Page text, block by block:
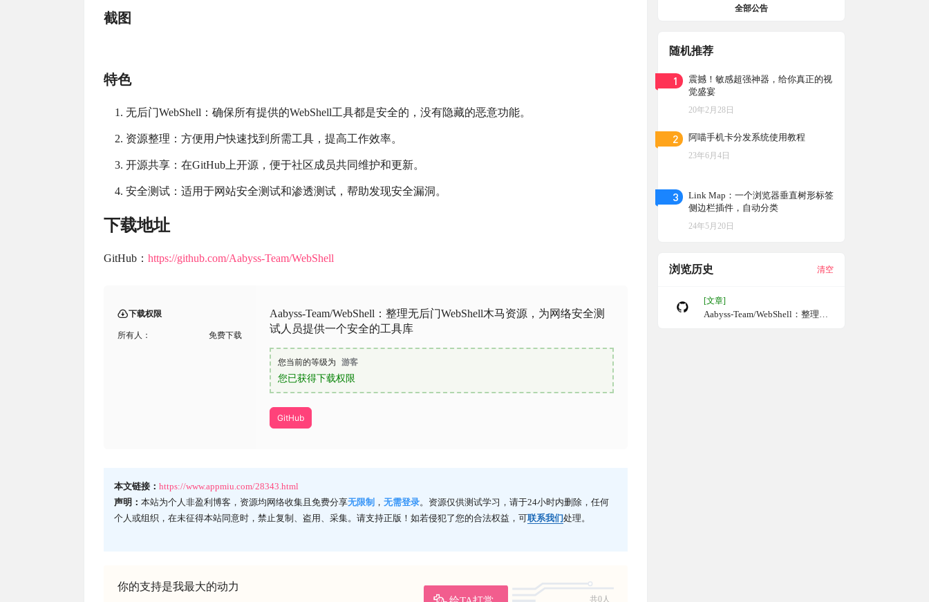
截图
特色
无后门WebShell：确保所有提供的WebShell工具都是安全的，没有隐藏的恶意功能。
资源整理：方便用户快速找到所需工具，提高工作效率。
开源共享：在GitHub上开源，便于社区成员共同维护和更新。
安全测试：适用于网站安全测试和渗透测试，帮助发现安全漏洞。
下载地址
GitHub： https://github.com/Aabyss-Team/WebShell
下载权限
所有人： 免费下载
Aabyss-Team/WebShell：整理无后门WebShell木马资源，为网络安全测
试人员提供一个安全的工具库
您当前的等级为 游客
您已获得下载权限
GitHub
本文链接： https://www.appmiu.com/28343.html
声明： 本站为个人非盈利博客，资源均网络收集且免费分享无限制 ， 无需登录。资源仅供测试学习，请于24小时内删除，任何
个人或组织，在未征得本站同意时，禁止复制、盗用、采集。请支持正版！如若侵犯了您的合法权益，可联系我们处理。
你的支持是我最大的动力
共0人
全部公告
随机推荐
1
震撼！敏感超强神器，给你真正的视
觉盛宴
20年2月28日
2 阿喵手机卡分发系统使用教程
23年6月4日
3
Link Map：一个浏览器垂直树形标签
侧边栏插件，自动分类
24年5月20日
浏览历史 清空
[文章]
Aabyss-Team/WebShell：整理无